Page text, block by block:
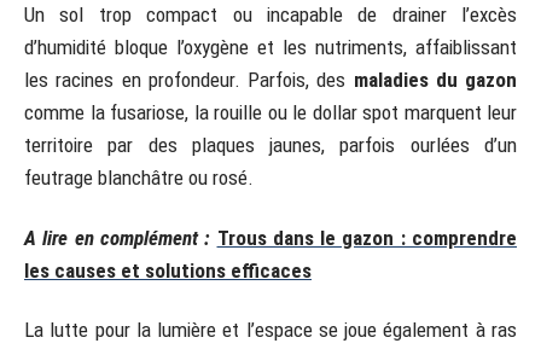
Un sol trop compact ou incapable de drainer l’excès
d’humidité bloque l’oxygène et les nutriments, affaiblissant
les racines en profondeur. Parfois, des maladies du gazon
comme la fusariose, la rouille ou le dollar spot marquent leur
territoire par des plaques jaunes, parfois ourlées d’un
feutrage blanchâtre ou rosé.
A lire en complément : Trous dans le gazon : comprendre
les causes et solutions efficaces
La lutte pour la lumière et l’espace se joue également à ras